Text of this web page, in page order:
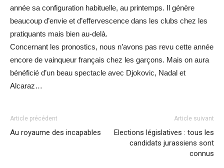
année sa configuration habituelle, au printemps. Il génère
beaucoup d’envie et d’effervescence dans les clubs chez les
pratiquants mais bien au-delà.
Concernant les pronostics, nous n’avons pas revu cette année
encore de vainqueur français chez les garçons. Mais on aura
bénéficié d’un beau spectacle avec Djokovic, Nadal et
Alcaraz…
Article précédent
Au royaume des incapables
Article suivant
Elections législatives : tous les
candidats jurassiens sont
connus